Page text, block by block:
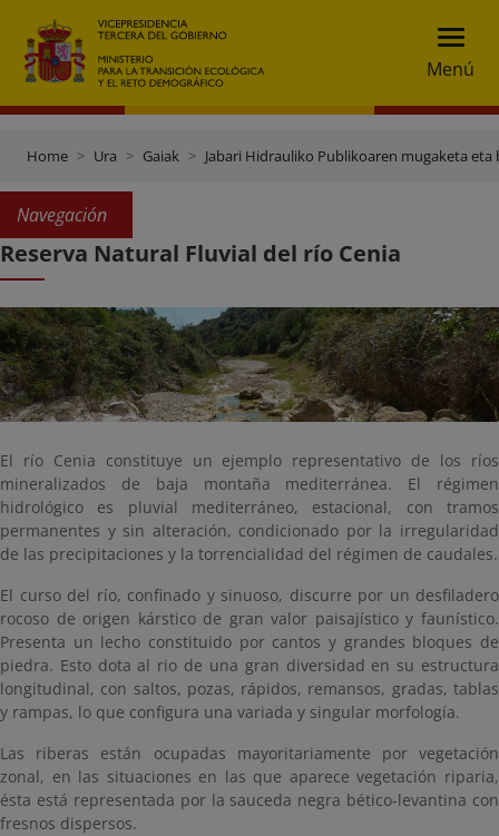
Menú
Home Ura Gaiak Jabari Hidrauliko Publikoaren mugaketa eta
Navegación
Reserva Natural Fluvial del río Cenia
El río Cenia constituye un ejemplo representativo de los ríos
mineralizados de baja montaña mediterránea. El régimen
hidrológico es pluvial mediterráneo, estacional, con tramos
permanentes y sin alteración, condicionado por la irregularidad
de las precipitaciones y la torrencialidad del régimen de caudales.
El curso del río, confinado y sinuoso, discurre por un desfiladero
rocoso de origen kárstico de gran valor paisajístico y faunístico.
Presenta un lecho constituido por cantos y grandes bloques de
piedra. Esto dota al rio de una gran diversidad en su estructura
longitudinal, con saltos, pozas, rápidos, remansos, gradas, tablas
y rampas, lo que configura una variada y singular morfología.
Las riberas están ocupadas mayoritariamente por vegetación
zonal, en las situaciones en las que aparece vegetación riparia,
ésta está representada por la sauceda negra bético-levantina con
fresnos dispersos.